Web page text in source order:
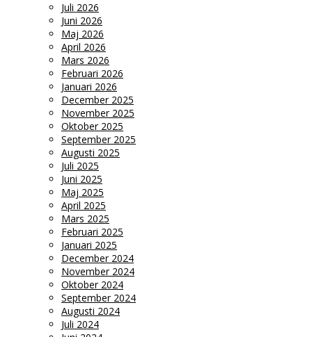
Juli 2026
Juni 2026
Maj 2026
April 2026
Mars 2026
Februari 2026
Januari 2026
December 2025
November 2025
Oktober 2025
September 2025
Augusti 2025
Juli 2025
Juni 2025
Maj 2025
April 2025
Mars 2025
Februari 2025
Januari 2025
December 2024
November 2024
Oktober 2024
September 2024
Augusti 2024
Juli 2024